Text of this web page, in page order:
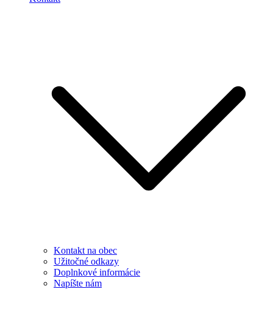
Kontakt na obec
Užitočné odkazy
Doplnkové informácie
Napíšte nám